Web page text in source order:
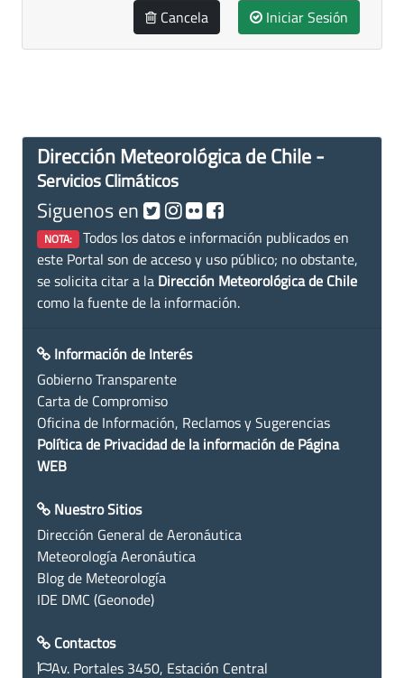
Cancela Iniciar Sesión
Dirección Meteorológica de Chile -
Servicios Climáticos
Siguenos en
NOTA: Todos los datos e información publicados en
este Portal son de acceso y uso público; no obstante,
se solicita citar a la Dirección Meteorológica de Chile
como la fuente de la información.
Información de Interés
Gobierno Transparente
Carta de Compromiso
Oficina de Información, Reclamos y Sugerencias
Política de Privacidad de la información de Página
WEB
Nuestro Sitios
Dirección General de Aeronáutica
Meteorología Aeronáutica
Blog de Meteorología
IDE DMC (Geonode)
Contactos
Av. Portales 3450, Estación Central